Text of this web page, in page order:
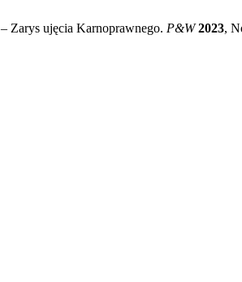
Zarys ujęcia Karnoprawnego. P&W 2023,